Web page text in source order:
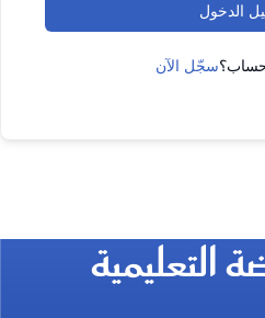
الدخول
سجّل الآن
التعليمية